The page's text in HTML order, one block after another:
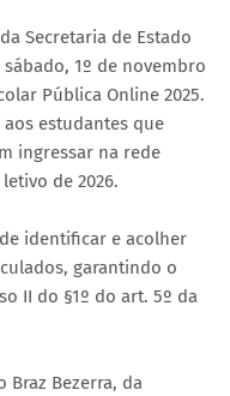
Secretaria de Estado
1º de novembro
Pública Online 2025.
estudantes que
ingressar na rede
de 2026.
identificar e acolher
garantindo o
II do §1º do art. 5º da
Braz Bezerra, da